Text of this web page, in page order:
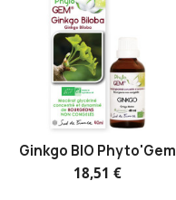
Ginkgo BIO Phyto'Gem
18,51 €